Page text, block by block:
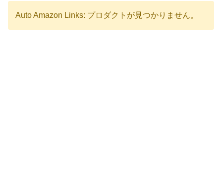
Auto Amazon Links: プロダクトが見つかりません。